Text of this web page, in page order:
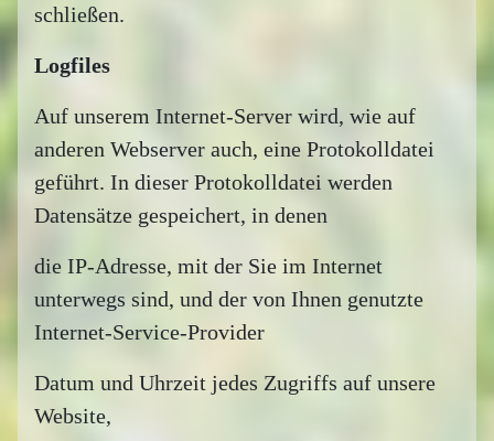
schließen.
Logfiles
Auf unserem Internet-Server wird, wie auf
anderen Webserver auch, eine Protokolldatei
geführt. In dieser Protokolldatei werden
Datensätze gespeichert, in denen
die IP-Adresse, mit der Sie im Internet
unterwegs sind, und der von Ihnen genutzte
Internet-Service-Provider
Datum und Uhrzeit jedes Zugriffs auf unsere
Website,